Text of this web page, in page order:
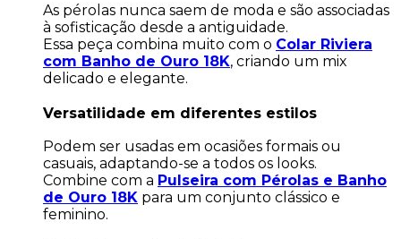
As pérolas nunca saem de moda e são associadas
à sofisticação desde a antiguidade.
Essa peça combina muito com o Colar Riviera
com Banho de Ouro 18K, criando um mix
delicado e elegante.
Versatilidade em diferentes estilos
Podem ser usadas em ocasiões formais ou
casuais, adaptando-se a todos os looks.
Combine com a Pulseira com Pérolas e Banho
de Ouro 18K para um conjunto clássico e
feminino.